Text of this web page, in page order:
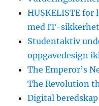
HUSKELISTE
med IT-
Studentaktiv
oppgavedesign
The Emperor’s
The Revolution
Digital